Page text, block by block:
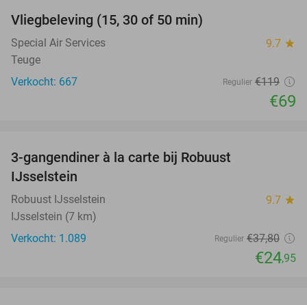
Vliegbeleving (15, 30 of 50 min)
Special Air Services 9.7 star
Teuge
Verkocht: 667
Regulier €119
€69
3-gangendiner à la carte bij Robuust
IJsselstein
Robuust IJsselstein 9.7 star
IJsselstein (7 km)
Verkocht: 1.089
Regulier €37,80
€24,95